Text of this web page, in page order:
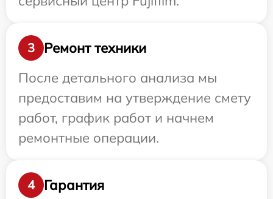
3
Ремонт техники
После детального анализа мы
предоставим на утверждение смету
работ, график работ и начнем
ремонтные операции.
4 Гарантия